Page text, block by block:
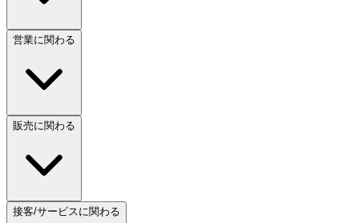
営業に関わる
販売に関わる
接客/サービスに関わる